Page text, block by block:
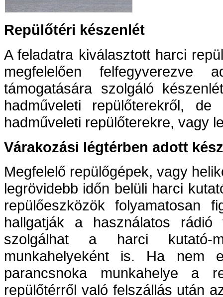
Repülőtéri készenlét
A feladatra kiválasztott harci
megfelelően
támogatására szolgáló
hadműveleti repülőterekről,
hadműveleti repülőterekre, vagy
Várakozási légtérben adott
Megfelelő repülőgépek, vagy
legrövidebb időn belüli harci
repülőeszközök folyamatosan
hallgatják a használatos rádió
szolgálhat a harci kutató-
munkahelyeként is. Ha nem
parancsnoka munkahelye a
repülőtérről való felszállás után